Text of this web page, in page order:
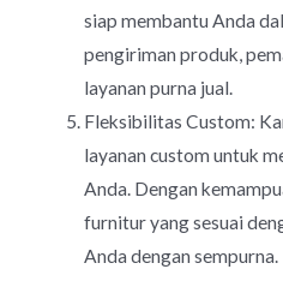
siap membantu Anda
pengiriman produk,
layanan purna jual.
Fleksibilitas Custom:
layanan custom untuk
Anda. Dengan
furnitur yang sesuai
Anda dengan sempurna.